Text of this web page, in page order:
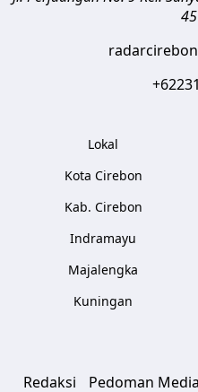
Lokal
Kota Cirebon
Kab. Cirebon
Indramayu
Majalengka
Kuningan
Redaksi Pedoman